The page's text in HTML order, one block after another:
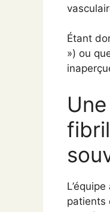
Étant
») ou
patients